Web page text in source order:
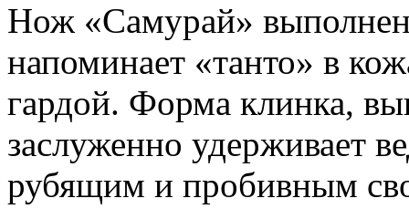
Нож «Самурай»
напоминает «танто» в
гардой. Форма клинка,
заслуженно удерживает
рубящим и пробивным